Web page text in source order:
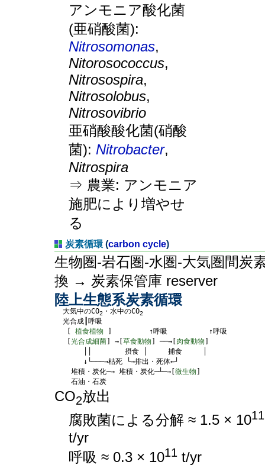
アンモニア酸化菌
(亜硝酸菌):
Nitrosomonas,
Nitorosococcus,
Nitrosospira,
Nitrosolobus,
Nitrosovibrio
亜硝酸酸化菌(硝酸
菌): Nitrobacter,
Nitrospira
⇒ 農業: アンモニア
施肥により増やせ
る
炭素循環 (carbon cycle)
生物圏-岩石圏-水圏-大気圏間炭
換 → 炭素保管庫 reserver
陸上生態系炭素循環
  大気中のCO
2 ・水中のCO2
  光合成┃呼吸
植食植物 ]         ↑呼吸          ↑呼吸
光合成細菌 ] →[ 草食動物 ] ──→[ 肉食動物
       ││        摂食 │     捕食     │
       ↓└───→枯死 └→排出・死体←┘
    堆積・炭化─→ 堆積・炭化─┴─→[
微生物
CO2放出
腐敗菌による分解 ≈ 1.5 × 1011
t/yr
呼吸 ≈ 0.3 × 1011 t/yr